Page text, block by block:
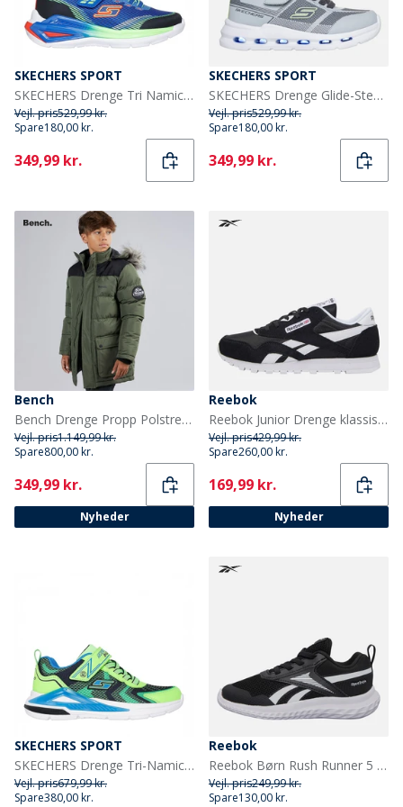
SKECHERS SPORT
SKECHERS Drenge Tri Namics 2. 0 Sneakers Blå
Vejl. pris529,99 kr.
Spare180,00 kr.
Current
349,99 kr.
SKECHERS SPORT
SKECHERS Drenge Glide-Step Lys Sneakers Gray
Vejl. pris529,99 kr.
Spare180,00 kr.
Current
349,99 kr.
Bench
Bench Drenge Propp Polstret Parka Frakke Khaki
Vejl. pris1.149,99 kr.
Spare800,00 kr.
Current
349,99 kr.
Nyheder
Reebok
Reebok Junior Drenge klassiske nylon træningssko Sort/Sort/Hvid
Vejl. pris429,99 kr.
Spare260,00 kr.
Current
169,99 kr.
Nyheder
SKECHERS SPORT
SKECHERS Drenge Tri-Namics Sneakers Grøn
Vejl. pris679,99 kr.
Spare380,00 kr.
Reebok
Reebok Børn Rush Runner 5 Elastiksnørebånd Neutrale Løbesko Sort/Sort/Hvid
Vejl. pris249,99 kr.
Spare130,00 kr.